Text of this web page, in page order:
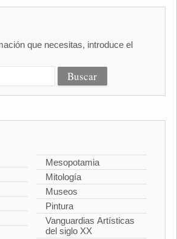
que necesitas, introduce el
Mesopotamia
Mitología
Museos
Pintura
Vanguardias Artísticas
del siglo XX